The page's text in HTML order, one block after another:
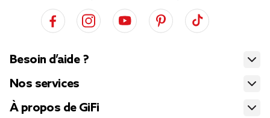
Besoin d’aide ?
Nos services
À propos de GiFi